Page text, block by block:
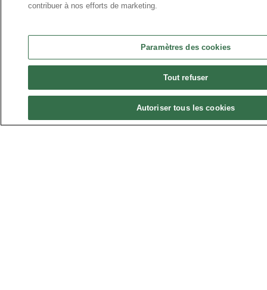
contribuer à nos efforts de marketing.
Paramètres des cookies
Tout refuser
Autoriser tous les cookies